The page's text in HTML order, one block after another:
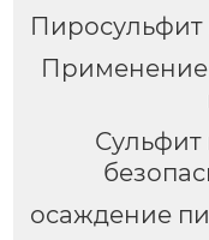
Пиросульфит
Применение
Сульфит
осаждение